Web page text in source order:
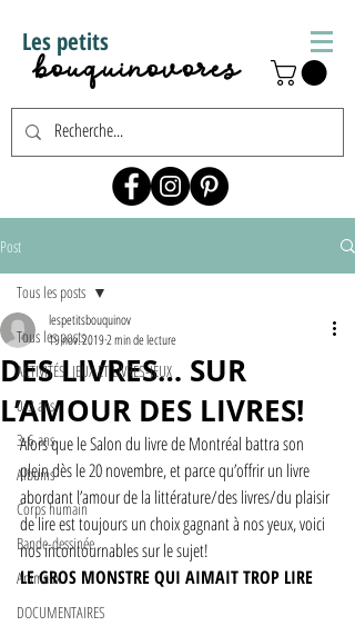
Les petits
bouquinovores
Post
Tous les posts
ACTIVITÉS, JEUX ET LIVRES-JEUX
0-3 ans
3-6 ans
Albums
Corps humain
Bande-dessinée
Animaux
DOCUMENTAIRES
Tous les posts
DES LIVRES… SUR
L’AMOUR DES LIVRES!
lespetitsbouquinov
19 nov. 20192 min de lecture
Alors que le Salon du livre de Montréal battra son
plein dès le 20 novembre, et parce qu’offrir un livre
abordant l’amour de la littérature/des livres/du plaisir
de lire est toujours un choix gagnant à nos yeux, voici
nos incontournables sur le sujet!
LE GROS MONSTRE QUI AIMAIT TROP LIRE